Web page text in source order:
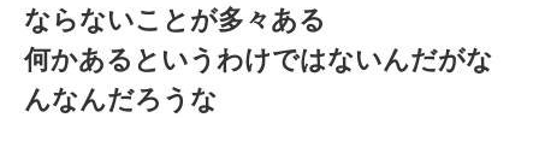
ならないことが多々ある
何かあるというわけではないんだがな
んなんだろうな